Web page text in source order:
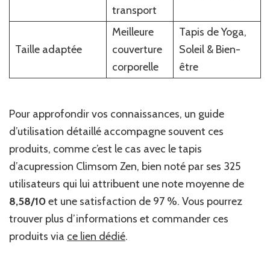
transport
Taille adaptée
Meilleure
couverture
corporelle
Tapis de Yoga,
Soleil & Bien-
être
Pour approfondir vos connaissances, un guide
d’utilisation détaillé accompagne souvent ces
produits, comme c’est le cas avec le tapis
d’acupression Climsom Zen, bien noté par ses 325
utilisateurs qui lui attribuent une note moyenne de
8,58/10et une satisfaction de 97 %. Vous pourrez
trouver plus d’informations et commander ces
produits via ce lien dédié.